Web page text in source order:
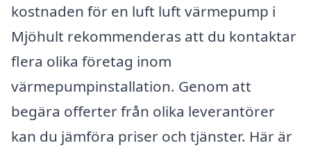
kostnaden för en luft luft värmepump i
Mjöhult rekommenderas att du kontaktar
flera olika företag inom
värmepumpinstallation. Genom att
begära offerter från olika leverantörer
kan du jämföra priser och tjänster. Här är